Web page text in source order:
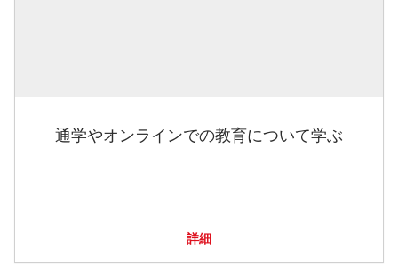
通学やオンラインでの教育について学ぶ
詳細